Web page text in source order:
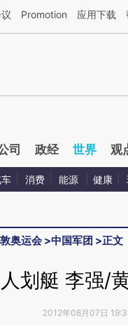
财新文章[https://
Promotion 应用下载
司 政经 世界 观
消费 能源 健康
奥运会 >中国军团 >正文
划艇 李强/
2012年08月07日